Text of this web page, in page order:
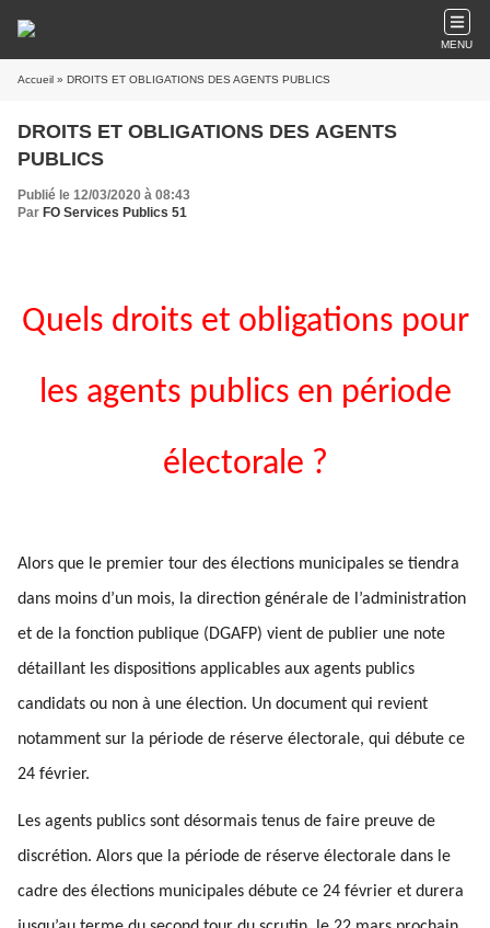
MENU
Accueil » DROITS ET OBLIGATIONS DES AGENTS PUBLICS
DROITS ET OBLIGATIONS DES AGENTS
PUBLICS
Publié le 12/03/2020 à 08:43
Par FO Services Publics 51
Quels droits et obligations pour
les agents publics en période
électorale ?
Alors que le premier tour des élections municipales se tiendra
dans moins d’un mois, la direction générale de l’administration
et de la fonction publique (DGAFP) vient de publier une note
détaillant les dispositions applicables aux agents publics
candidats ou non à une élection. Un document qui revient
notamment sur la période de réserve électorale, qui débute ce
24 février.
Les agents publics sont désormais tenus de faire preuve de
discrétion. Alors que la période de réserve électorale dans le
cadre des élections municipales débute ce 24 février et durera